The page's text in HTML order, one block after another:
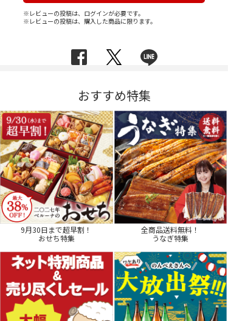
※レビューの投稿は、ログインが必要です。
※レビューの投稿は、購入した商品に限ります。
おすすめ特集
9月30日まで超早割！
おせち特集
全商品送料無料！
うなぎ特集